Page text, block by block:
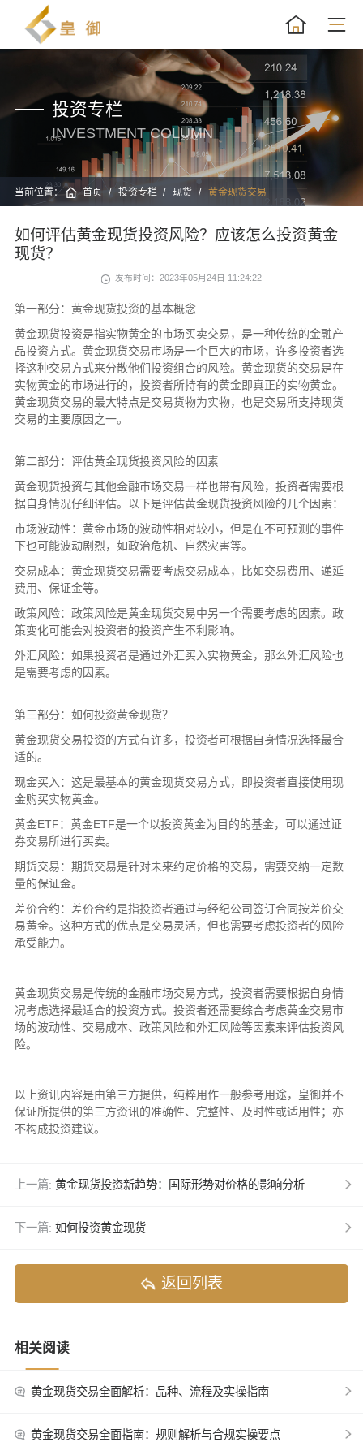
投资专栏
INVESTMENT COLUMN
当前位置： 首页 投资专栏 现货 黄金现货交易
如何评估黄金现货投资风险？应该怎么投资黄金
现货？
发布时间：2023年05月24日 11:24:22
第一部分：黄金现货投资的基本概念
黄金现货投资是指实物黄金的市场买卖交易，是一种传统的金融产
品投资方式。黄金现货交易市场是一个巨大的市场，许多投资者选
择这种交易方式来分散他们投资组合的风险。黄金现货的交易是在
实物黄金的市场进行的，投资者所持有的黄金即真正的实物黄金。
黄金现货交易的最大特点是交易货物为实物，也是交易所支持现货
交易的主要原因之一。
第二部分：评估黄金现货投资风险的因素
黄金现货投资与其他金融市场交易一样也带有风险，投资者需要根
据自身情况仔细评估。以下是评估黄金现货投资风险的几个因素：
市场波动性：黄金市场的波动性相对较小，但是在不可预测的事件
下也可能波动剧烈，如政治危机、自然灾害等。
交易成本：黄金现货交易需要考虑交易成本，比如交易费用、递延
费用、保证金等。
政策风险：政策风险是黄金现货交易中另一个需要考虑的因素。政
策变化可能会对投资者的投资产生不利影响。
外汇风险：如果投资者是通过外汇买入实物黄金，那么外汇风险也
是需要考虑的因素。
第三部分：如何投资黄金现货？
黄金现货交易投资的方式有许多，投资者可根据自身情况选择最合
适的。
现金买入：这是最基本的黄金现货交易方式，即投资者直接使用现
金购买实物黄金。
黄金ETF：黄金ETF是一个以投资黄金为目的的基金，可以通过证
券交易所进行买卖。
期货交易：期货交易是针对未来约定价格的交易，需要交纳一定数
量的保证金。
差价合约：差价合约是指投资者通过与经纪公司签订合同按差价交
易黄金。这种方式的优点是交易灵活，但也需要考虑投资者的风险
承受能力。
黄金现货交易是传统的金融市场交易方式，投资者需要根据自身情
况考虑选择最适合的投资方式。投资者还需要综合考虑黄金交易市
场的波动性、交易成本、政策风险和外汇风险等因素来评估投资风
险。
以上资讯内容是由第三方提供，纯粹用作一般参考用途，皇御并不
保证所提供的第三方资讯的准确性、完整性、及时性或适用性；亦
不构成投资建议。
上一篇: 黄金现货投资新趋势：国际形势对价格的影响分析
下一篇: 如何投资黄金现货
返回列表
相关阅读
黄金现货交易全面解析：品种、流程及实操指南
黄金现货交易全面指南：规则解析与合规实操要点